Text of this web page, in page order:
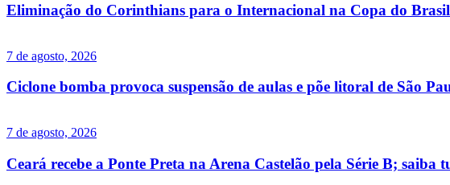
Eliminação do Corinthians para o Internacional na Copa do
7 de agosto, 2026
Ciclone bomba provoca suspensão de aulas e põe litoral de São
7 de agosto, 2026
Ceará recebe a Ponte Preta na Arena Castelão pela Série B; saiba